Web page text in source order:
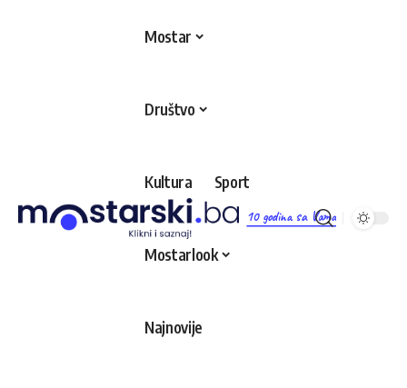
10 godina sa Vama
Mostar
Društvo
Kultura Sport
Mostarlook
Najnovije